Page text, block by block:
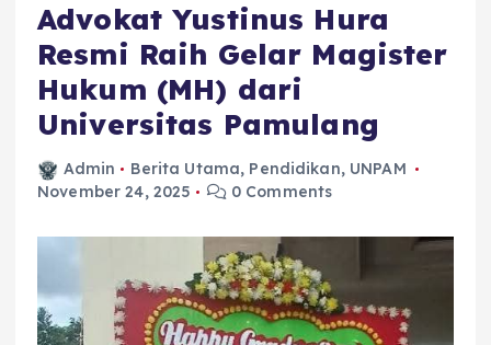
Advokat Yustinus Hura
Resmi Raih Gelar Magister
Hukum (MH) dari
Universitas Pamulang
Admin Berita Utama, Pendidikan, UNPAM
November 24, 2025
0 Comments